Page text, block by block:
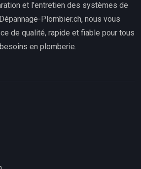
et l'entretien des systèmes de
Plombier.ch, nous vous
de qualité, rapide et fiable pour tous
en plomberie.